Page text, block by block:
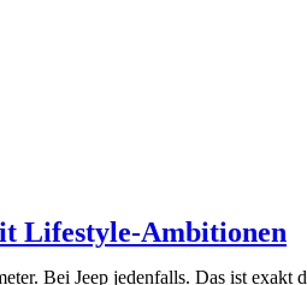
Lifestyle-Ambitionen
Bei Jeep jedenfalls. Das ist